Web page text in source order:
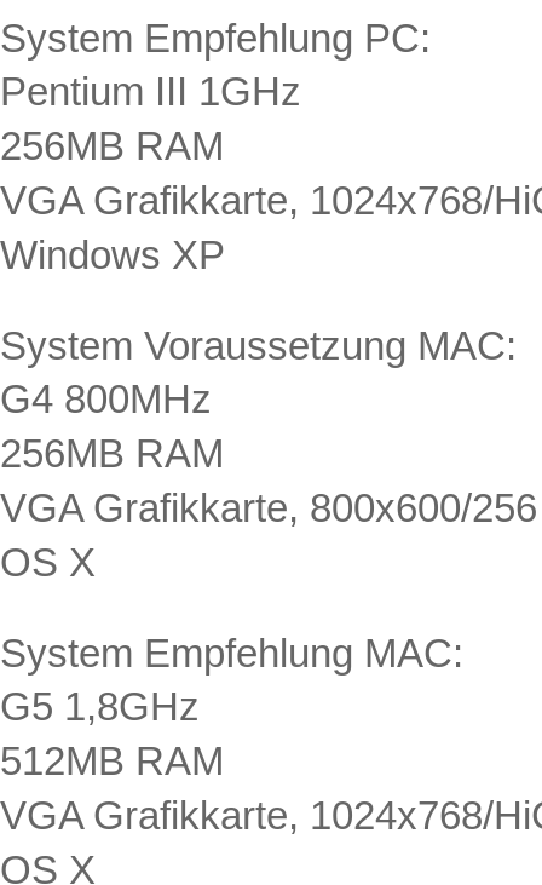
System Empfehlung PC:
Pentium III 1GHz
256MB RAM
VGA Grafikkarte, 1024x768/
Windows XP
System Voraussetzung MAC:
G4 800MHz
256MB RAM
VGA Grafikkarte, 800x600/
OS X
System Empfehlung MAC:
G5 1,8GHz
512MB RAM
VGA Grafikkarte, 1024x768/
OS X